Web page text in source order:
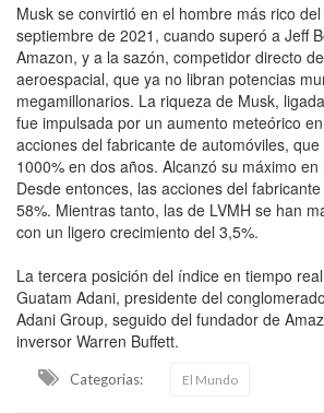
Musk se convirtió en el hombre más rico
septiembre de 2021, cuando superó a Jeff
Amazon, y a la sazón, competidor directo
aeroespacial, que ya no libran potencias
megamillonarios. La riqueza de Musk,
fue impulsada por un aumento meteórico
acciones del fabricante de automóviles,
1000% en dos años. Alcanzó su máximo
Desde entonces, las acciones del
58%. Mientras tanto, las de LVMH se han
con un ligero crecimiento del 3,5%.
La tercera posición del índice en tiempo
Guatam Adani, presidente del
Adani Group, seguido del fundador de
inversor Warren Buffett.
Categorias: El Mundo